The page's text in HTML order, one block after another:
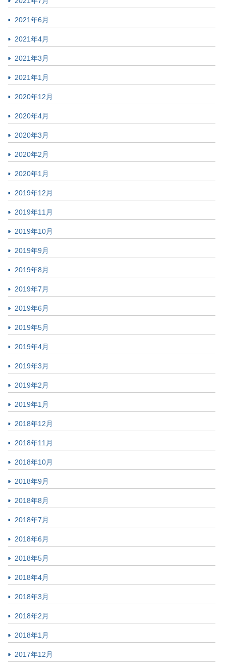
2021年6月
2021年4月
2021年3月
2021年1月
2020年12月
2020年4月
2020年3月
2020年2月
2020年1月
2019年12月
2019年11月
2019年10月
2019年9月
2019年8月
2019年7月
2019年6月
2019年5月
2019年4月
2019年3月
2019年2月
2019年1月
2018年12月
2018年11月
2018年10月
2018年9月
2018年8月
2018年7月
2018年6月
2018年5月
2018年4月
2018年3月
2018年2月
2018年1月
2017年12月